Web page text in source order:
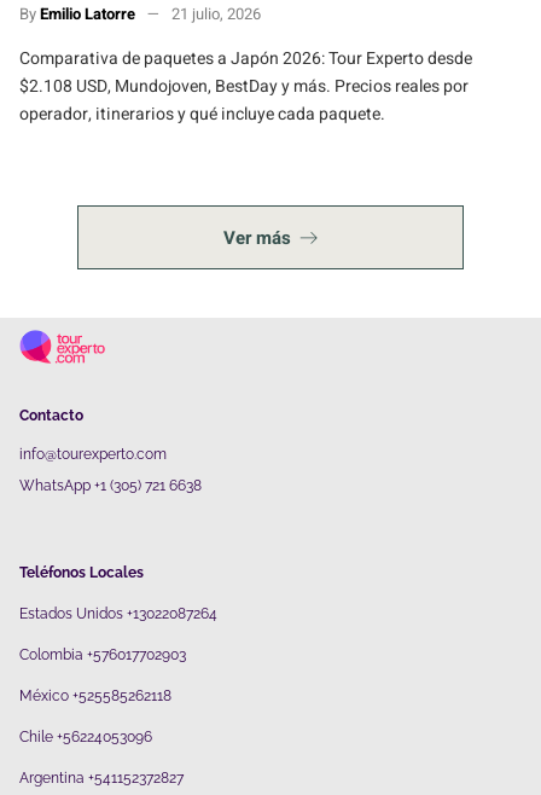
ByEmilio Latorre 21 julio, 2026
Comparativa de paquetes a Japón 2026: Tour Experto desde
$2.108 USD, Mundojoven, BestDay y más. Precios reales por
operador, itinerarios y qué incluye cada paquete.
Ver más
Contacto
info@tourexperto.com
WhatsApp +1 (305) 721 6638
Teléfonos Locales
Estados Unidos +13022087264
Colombia +576017702903
México +525585262118
Chile +56224053096
Argentina +541152372827